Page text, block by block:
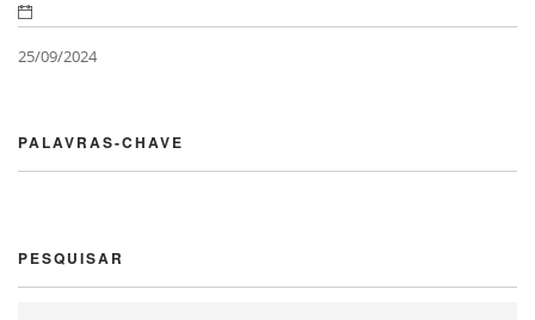
25/09/2024
PALAVRAS-CHAVE
PESQUISAR